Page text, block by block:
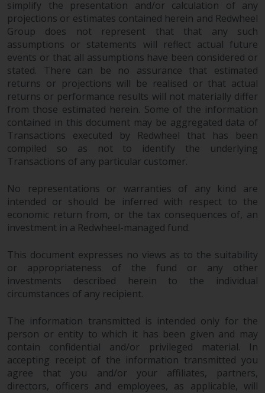
Die Informationen auf den
folgenden Seiten beziehen sich
auf ausländische Organismen für
kollektive Kapitalanlagen, die von
RWC Asset Management LLP oder
einem ihrer verbundenen
Unternehmen verwaltet werden
(die „von Redwheel verwalteten
Fonds“). Einige der von Redwheel
verwalteten Fonds, auf die auf
dieser Website verwiesen wird,
wurden nicht von der
Eidgenössischen
Finanzmarktaufsicht („FINMA“)
zugelassen und Anleger genießen
daher nicht den vollen
Bundesgesetz über die
kollektiven Kapitalanlagen von 23.
Juni 2006 («KAG») oder Aufsicht
durch die FINMA. Redwheel-
der FINMA bewilligt wurden,
dürfen in der Schweiz nur
qualifizierten Anlegern im Sinne
von Artikel 10 Absatz 1
angeboten werden. 3 und Abs.
simplify the presentation and/or calculation of any
projections or estimates contained herein and Redwheel
Group does not represent that that any such
assumptions or statements will reflect actual future
events or that all assumptions have been considered or
stated. There can be no assurance that estimated
returns or projections will be realised or that actual
returns or performance results will not materially differ
from those estimated herein. Some of the information
contained in this document may be aggregated data of
Transactions executed by Redwheel that has been
compiled so as not to identify the underlying
Transactions of any particular customer.
No representations or warranties of any kind are
intended or should be inferred with respect to the
economic return from, or the tax consequences of, an
investment in a Redwheel-managed fund.
This document expresses no views as to the suitability
or appropriateness of the fund or any other
investments described herein to the individual
circumstances of any recipient.
The information transmitted is intended only for the
person or entity to which it has been given and may
contain confidential and/or privileged material. In
accepting receipt of the information transmitted you
agree that you and/or your affiliates, partners,
directors, officers and employees, as applicable, will